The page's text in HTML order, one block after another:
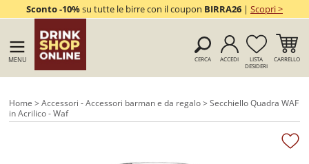
Sconto -10%su tutte le birre con il coupon BIRRA26| Scopri >
MENU CERCA ACCEDI
LISTA
DESIDERI
CARRELLO
Home >Accessori - Accessori barman e da regalo> Secchiello Quadra WAF
in Acrilico - Waf